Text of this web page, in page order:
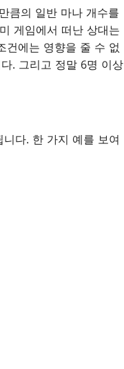
큼의 일반 마나 개수를
게임에서 떠난 상대는
건에는 영향을 줄 수 없
. 그리고 정말 6명 이상
다. 한 가지 예를 보여